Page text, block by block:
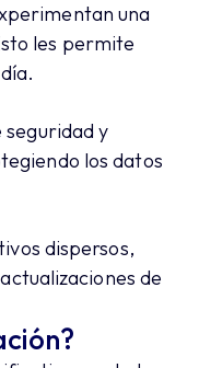
una
les permite
y
los datos
dispersos,
de